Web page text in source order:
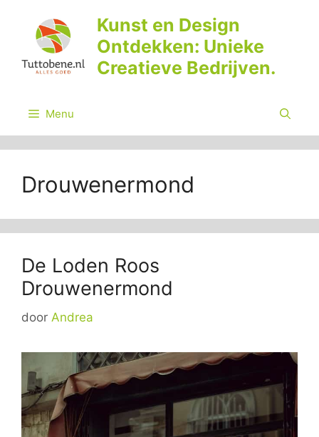
inhoud
Kunst en Design
Ontdekken: Unieke
Creatieve Bedrijven.
Menu
Drouwenermond
De Loden Roos
Drouwenermond
door Andrea